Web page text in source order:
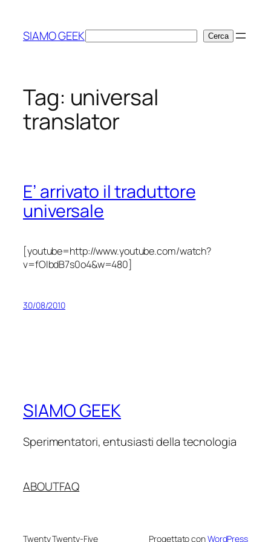
contenuto
SIAMO GEEKCerca Cerca
Tag: universal
translator
E’ arrivato il traduttore
universale
[youtube=http://www.youtube.com/watch?
v=fOIbdB7s0o4&w=480]
30/08/2010
SIAMO GEEK
Sperimentatori, entusiasti della tecnologia
ABOUTFAQ
Twenty Twenty-Five Progettato conWordPress